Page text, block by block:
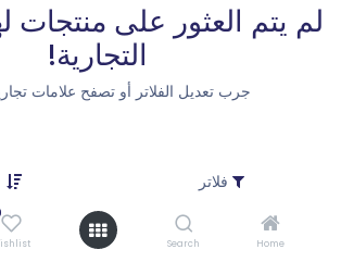
فلاتر
Home
Search
لم يتم العثور على منتجات
التجارية!
جرب تعديل الفلاتر أو تصفح علامات
كيف يمكننا مساعدتك؟